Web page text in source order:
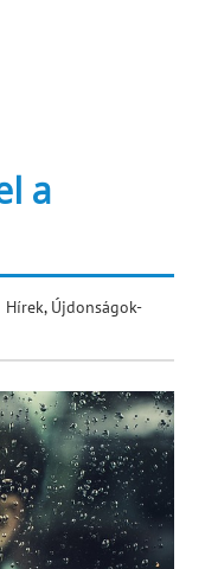
a
Hírek, Újdonságok-